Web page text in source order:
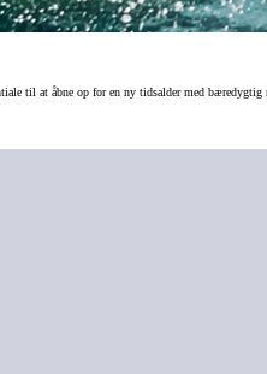
til at åbne op for en ny tidsalder med